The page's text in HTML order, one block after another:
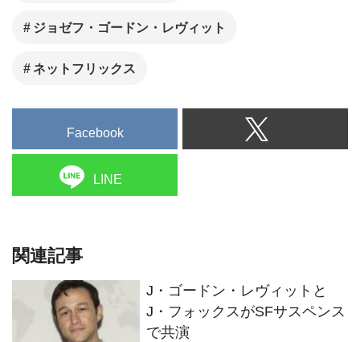
ジョゼフ・ゴードン・レヴィット
ネットフリックス
Facebook
LINE
関連記事
J・ゴードン・レヴィットと
J・フォックスがSFサスペンス
で共演